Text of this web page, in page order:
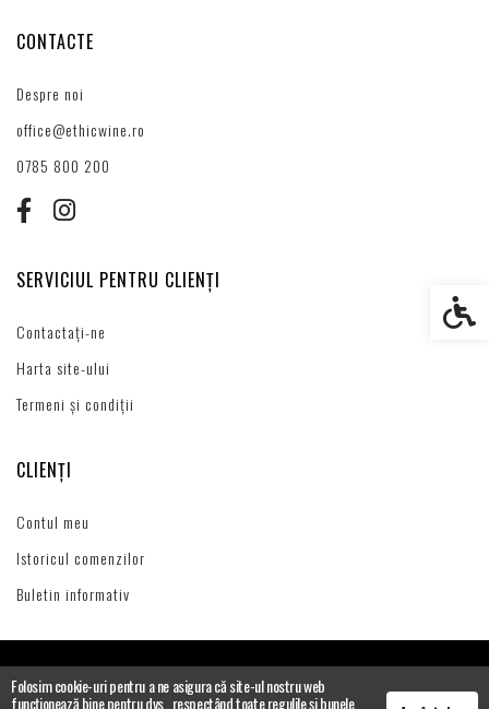
Folosim cookie-uri pentru a ne asigura că site-ul nostru web
funcționează bine pentru dvs., respectând toate regulile și bunele
CONTACTE
Despre noi
office@ethicwine.ro
0785 800 200
SERVICIUL PENTRU CLIENȚI
Contactați-ne
Harta site-ului
Termeni și condiții
CLIENȚI
Contul meu
Istoricul comenzilor
Buletin informativ
Setări